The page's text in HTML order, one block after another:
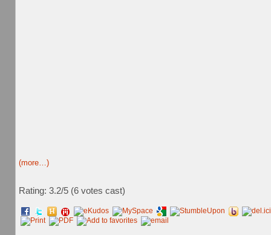
(more…)
Rating: 3.2/5 (6 votes cast)